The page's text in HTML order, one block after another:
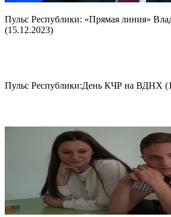
Пульс Республики: «Прямая линия»
(15.12.2023)
Пульс Республики:День КЧР на ВДНХ